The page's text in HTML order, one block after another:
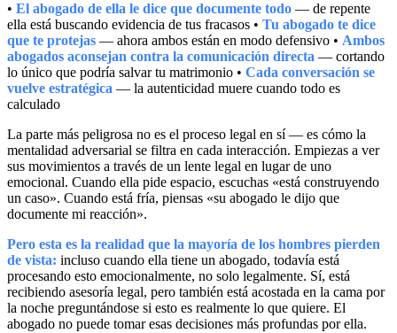
• El abogado de ella le dice que documente todo — de repente
ella está buscando evidencia de tus fracasos • Tu abogado te dice
que te protejas — ahora ambos están en modo defensivo • Ambos
abogados aconsejan contra la comunicación directa — cortando
lo único que podría salvar tu matrimonio • Cada conversación se
vuelve estratégica — la autenticidad muere cuando todo es
calculado
La parte más peligrosa no es el proceso legal en sí — es cómo la
mentalidad adversarial se filtra en cada interacción. Empiezas a ver
sus movimientos a través de un lente legal en lugar de uno
emocional. Cuando ella pide espacio, escuchas «está construyendo
un caso». Cuando está fría, piensas «su abogado le dijo que
documente mi reacción».
Pero esta es la realidad que la mayoría de los hombres pierden
de vista: incluso cuando ella tiene un abogado, todavía está
procesando esto emocionalmente, no solo legalmente. Sí, está
recibiendo asesoría legal, pero también está acostada en la cama por
la noche preguntándose si esto es realmente lo que quiere. El
abogado no puede tomar esas decisiones más profundas por ella.